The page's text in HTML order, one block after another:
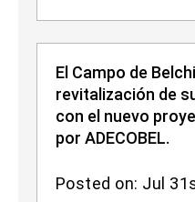
El Campo de
revitalización de
con el nuevo
por ADECOBEL.
Posted on: Jul